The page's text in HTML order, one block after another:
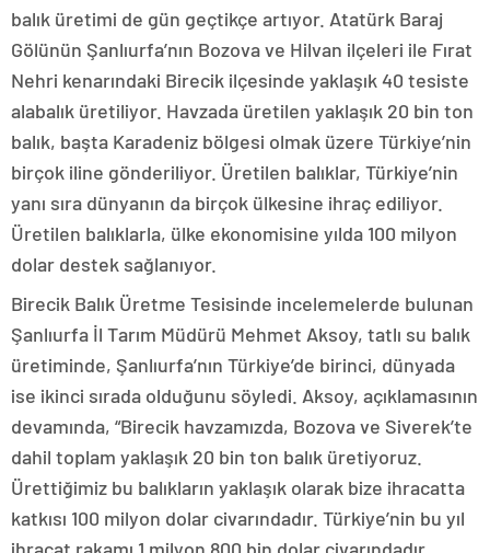
balık üretimi de gün geçtikçe artıyor. Atatürk Baraj
Gölünün Şanlıurfa’nın Bozova ve Hilvan ilçeleri ile Fırat
Nehri kenarındaki Birecik ilçesinde yaklaşık 40 tesiste
alabalık üretiliyor. Havzada üretilen yaklaşık 20 bin ton
balık, başta Karadeniz bölgesi olmak üzere Türkiye’nin
birçok iline gönderiliyor. Üretilen balıklar, Türkiye’nin
yanı sıra dünyanın da birçok ülkesine ihraç ediliyor.
Üretilen balıklarla, ülke ekonomisine yılda 100 milyon
dolar destek sağlanıyor.
Birecik Balık Üretme Tesisinde incelemelerde bulunan
Şanlıurfa İl Tarım Müdürü Mehmet Aksoy, tatlı su balık
üretiminde, Şanlıurfa’nın Türkiye’de birinci, dünyada
ise ikinci sırada olduğunu söyledi. Aksoy, açıklamasının
devamında, “Birecik havzamızda, Bozova ve Siverek’te
dahil toplam yaklaşık 20 bin ton balık üretiyoruz.
Ürettiğimiz bu balıkların yaklaşık olarak bize ihracatta
katkısı 100 milyon dolar civarındadır. Türkiye’nin bu yıl